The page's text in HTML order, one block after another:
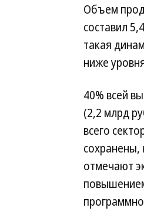
Объем
составил
такая
ниже
40% всей
(2,2 млрд
всего
сохранены,
отмечают